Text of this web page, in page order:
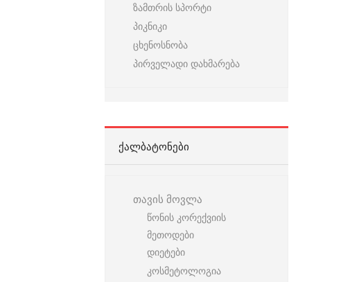
ზამთრის სპორტი
პიკნიკი
ცხენოსნობა
პირველადი დახმარება
ᲥᲐᲚᲑᲐᲢᲝᲜᲔᲑᲘ
თავის მოვლა
წონის კორექვიის
მეთოდები
დიეტები
კოსმეტოლოგია